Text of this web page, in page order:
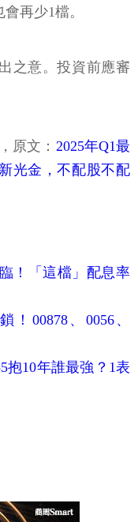
再少1檔。
之意。投資前應審
原文： 2025年Q1最
光金，不配股不配
！「這檔」配息率
00878、0056、
10年誰最強？1表